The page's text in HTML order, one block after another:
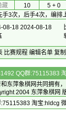
藏 10
5 + 0
3次，后手4次，编
08-18 2024-08-18
比赛规程 编辑名单 复
QQ群:75115383
东萍象棋网共同拥有
2004 东萍象棋网
淘宝:hldcg